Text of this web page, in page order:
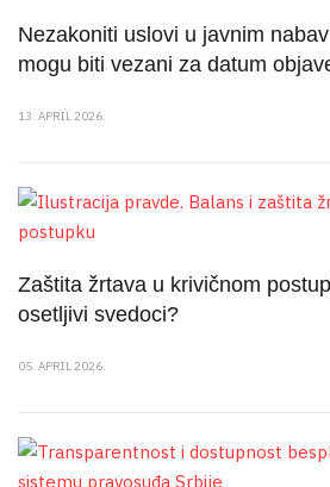
Nezakoniti uslovi u javnim
mogu biti vezani za datum
13. APRIL 2026.
Zaštita žrtava u krivičnom
osetljivi svedoci?
05. APRIL 2026.